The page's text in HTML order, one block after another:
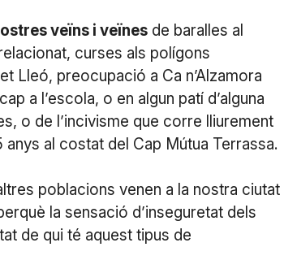
veïns i veïnes de baralles al
curses als polígons
Lleó, preocupació a Ca n’Alzamora
a l’escola, o en algun patí d’alguna
o de l’incivisme que corre lliurement
anys al costat del Cap Mútua Terrassa.
poblacions venen a la nostra ciutat
la sensació d’inseguretat dels
de qui té aquest tipus de